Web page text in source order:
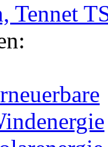
Tennet